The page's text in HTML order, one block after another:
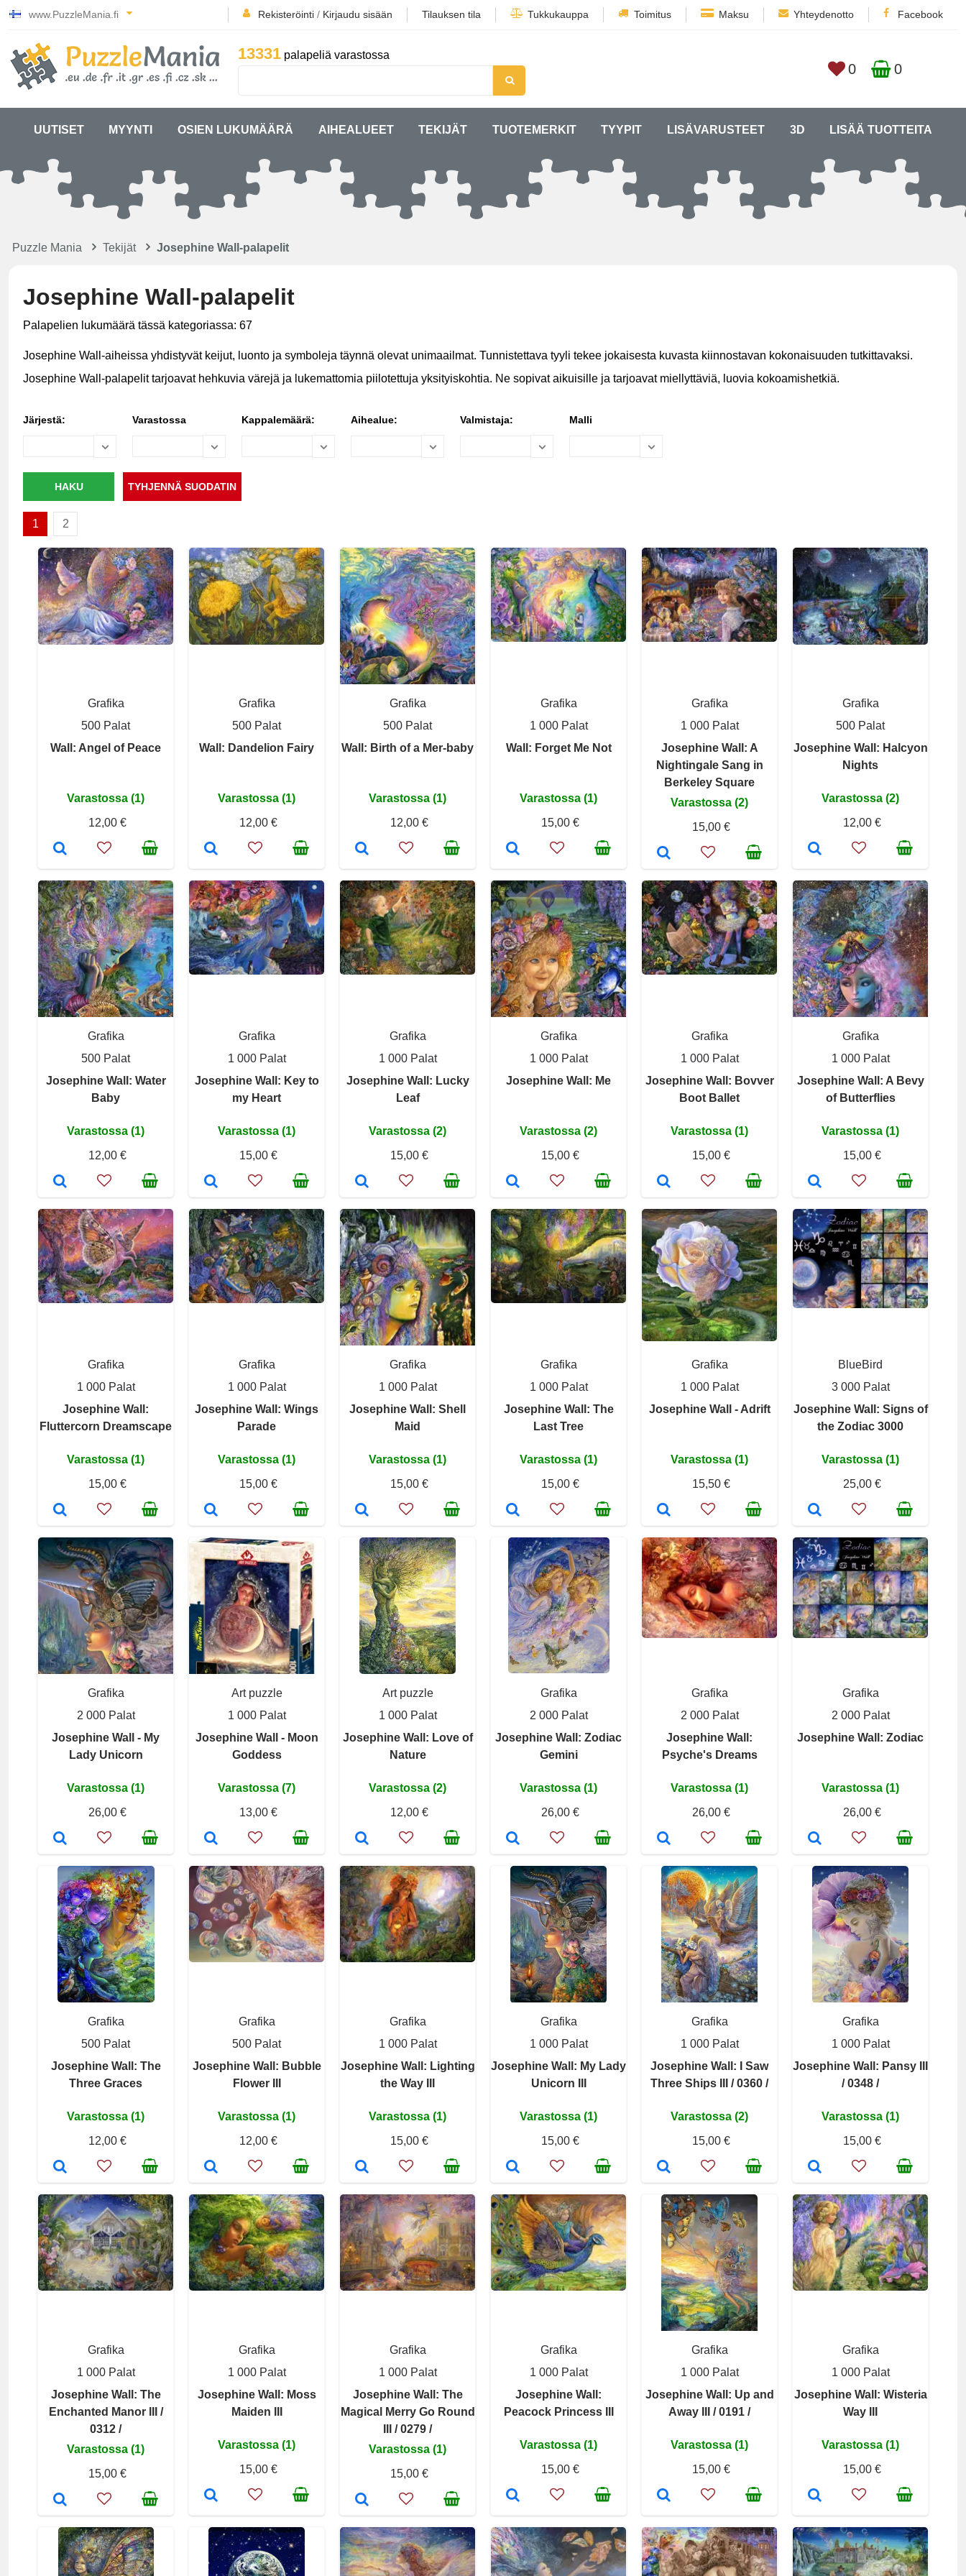
www.PuzzleMania.fi Rekisteröinti / Kirjaudu sisään Tilauksen tila Tukkukauppa Toimitus Maksu Yhteydenotto Facebook
13331 palapeliä varastossa
0 0
UUTISET MYYNTI OSIEN LUKUMÄÄRÄ AIHEALUEET TEKIJÄT TUOTEMERKIT TYYPIT LISÄVARUSTEET 3D LISÄÄ TUOTTEITA
Puzzle Mania Tekijät Josephine Wall-palapelit
Josephine Wall-palapelit
Palapelien lukumäärä tässä kategoriassa: 67
Josephine Wall-aiheissa yhdistyvät keijut, luonto ja symboleja täynnä olevat unimaailmat. Tunnistettava tyyli tekee jokaisesta kuvasta kiinnostavan kokonaisuuden tutkittavaksi.
Josephine Wall-palapelit tarjoavat hehkuvia värejä ja lukemattomia piilotettuja yksityiskohtia. Ne sopivat aikuisille ja tarjoavat miellyttäviä, luovia kokoamishetkiä.
Järjestä: Varastossa Kappalemäärä: Aihealue: Valmistaja: Malli
1 2
Grafika
500 Palat
Wall: Angel of Peace
Varastossa (1)
12,00 €
Grafika
500 Palat
Wall: Dandelion Fairy
Varastossa (1)
12,00 €
Grafika
500 Palat
Wall: Birth of a Mer-baby
Varastossa (1)
12,00 €
Grafika
1 000 Palat
Wall: Forget Me Not
Varastossa (1)
15,00 €
Grafika
1 000 Palat
Josephine Wall: A
Nightingale Sang in
Berkeley Square
Varastossa (2)
15,00 €
Grafika
500 Palat
Josephine Wall: Halcyon
Nights
Varastossa (2)
12,00 €
Grafika
500 Palat
Josephine Wall: Water
Baby
Varastossa (1)
12,00 €
Grafika
1 000 Palat
Josephine Wall: Key to
my Heart
Varastossa (1)
15,00 €
Grafika
1 000 Palat
Josephine Wall: Lucky
Leaf
Varastossa (2)
15,00 €
Grafika
1 000 Palat
Josephine Wall: Me
Varastossa (2)
15,00 €
Grafika
1 000 Palat
Josephine Wall: Bovver
Boot Ballet
Varastossa (1)
15,00 €
Grafika
1 000 Palat
Josephine Wall: A Bevy
of Butterflies
Varastossa (1)
15,00 €
Grafika
1 000 Palat
Josephine Wall:
Fluttercorn Dreamscape
Varastossa (1)
15,00 €
Grafika
1 000 Palat
Josephine Wall: Wings
Parade
Varastossa (1)
15,00 €
Grafika
1 000 Palat
Josephine Wall: Shell
Maid
Varastossa (1)
15,00 €
Grafika
1 000 Palat
Josephine Wall: The
Last Tree
Varastossa (1)
15,00 €
Grafika
1 000 Palat
Josephine Wall - Adrift
Varastossa (1)
15,50 €
BlueBird
3 000 Palat
Josephine Wall: Signs of
the Zodiac 3000
Varastossa (1)
25,00 €
Grafika
2 000 Palat
Josephine Wall - My
Lady Unicorn
Varastossa (1)
26,00 €
Art puzzle
1 000 Palat
Josephine Wall - Moon
Goddess
Varastossa (7)
13,00 €
Art puzzle
1 000 Palat
Josephine Wall: Love of
Nature
Varastossa (2)
12,00 €
Grafika
2 000 Palat
Josephine Wall: Zodiac
Gemini
Varastossa (1)
26,00 €
Grafika
2 000 Palat
Josephine Wall:
Psyche's Dreams
Varastossa (1)
26,00 €
Grafika
2 000 Palat
Josephine Wall: Zodiac
Varastossa (1)
26,00 €
Grafika
500 Palat
Josephine Wall: The
Three Graces
Varastossa (1)
12,00 €
Grafika
500 Palat
Josephine Wall: Bubble
Flower III
Varastossa (1)
12,00 €
Grafika
1 000 Palat
Josephine Wall: Lighting
the Way III
Varastossa (1)
15,00 €
Grafika
1 000 Palat
Josephine Wall: My Lady
Unicorn III
Varastossa (1)
15,00 €
Grafika
1 000 Palat
Josephine Wall: I Saw
Three Ships III / 0360 /
Varastossa (2)
15,00 €
Grafika
1 000 Palat
Josephine Wall: Pansy III
/ 0348 /
Varastossa (1)
15,00 €
Grafika
1 000 Palat
Josephine Wall: The
Enchanted Manor III /
0312 /
Varastossa (1)
15,00 €
Grafika
1 000 Palat
Josephine Wall: Moss
Maiden III
Varastossa (1)
15,00 €
Grafika
1 000 Palat
Josephine Wall: The
Magical Merry Go Round
III / 0279 /
Varastossa (1)
15,00 €
Grafika
1 000 Palat
Josephine Wall:
Peacock Princess III
Varastossa (1)
15,00 €
Grafika
1 000 Palat
Josephine Wall: Up and
Away III / 0191 /
Varastossa (1)
15,00 €
Grafika
1 000 Palat
Josephine Wall: Wisteria
Way III
Varastossa (1)
15,00 €